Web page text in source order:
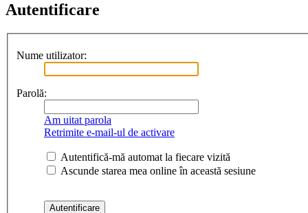
Autentificare
Nume utilizator:
Parolă:
Am uitat parola
Retrimite e-mail-ul de activare
Autentifică-mă automat la fiecare vizită
Ascunde starea mea online în această sesiune